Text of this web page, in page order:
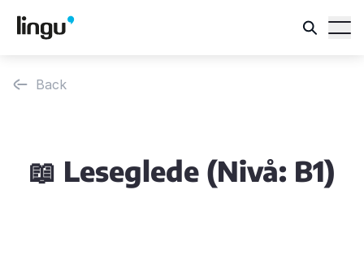
Back
📖 Leseglede (Nivå: B1)